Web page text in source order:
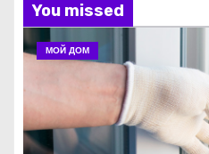
You missed
МОЙ ДОМ